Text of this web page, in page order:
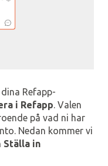
Refapp-
i Refapp. Valen
på vad ni har
Nedan kommer vi
Ställa in